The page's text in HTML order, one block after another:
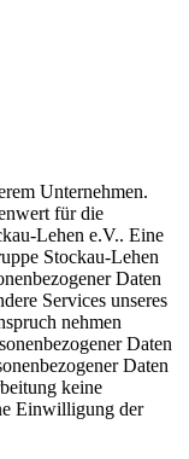
Unternehmen.
für die
Lehen e.V.. Eine
Stockau-Lehen
Daten
Services unseres
nehmen
Daten
Daten
keine
Einwilligung der